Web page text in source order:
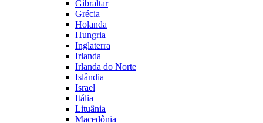
Gibraltar
Grécia
Holanda
Hungria
Inglaterra
Irlanda
Irlanda do Norte
Islândia
Israel
Itália
Lituânia
Macedônia